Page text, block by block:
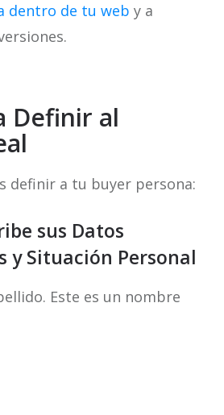
dentro de tu web y a
Definir al
definir a tu buyer persona:
sus Datos
y Situación Personal
Este es un nombre